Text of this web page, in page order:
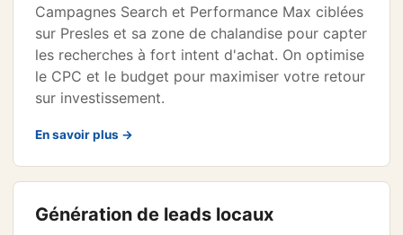
Campagnes Search et Performance Max ciblées
sur Presles et sa zone de chalandise pour capter
les recherches à fort intent d'achat. On optimise
le CPC et le budget pour maximiser votre retour
sur investissement.
En savoir plus →
Génération de leads locaux